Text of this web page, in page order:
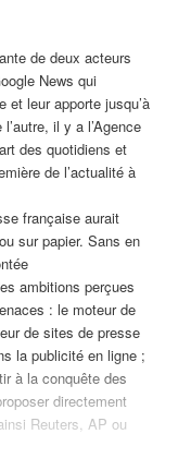
de deux acteurs
News qui
et leur apporte jusqu’à
il y a l’Agence
des quotidiens et
de l’actualité à
française aurait
sur papier. Sans en
ambitions perçues
: le moteur de
de sites de presse
la publicité en ligne ;
à la conquête des
directement
Reuters, AP ou